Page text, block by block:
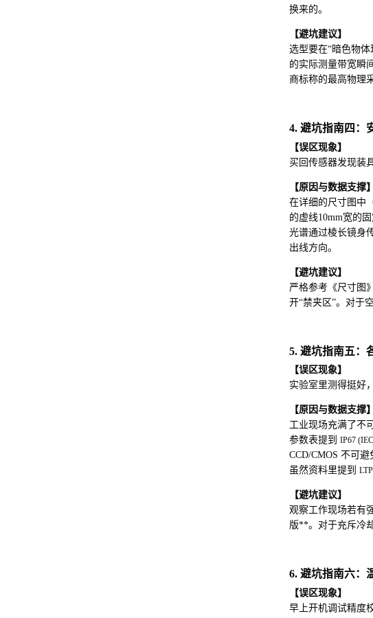
换来的。
【避坑建议】
选型要在“暗色物
的实际测量带宽瞬
商标称的最高物理
4. 避坑指南四：
【误区现象】
买回传感器发现装
【原因与数据支撑】
在详细的尺寸图中
的虚线10mm宽的固
光谱通过棱长镜身
出线方向。
【避坑建议】
严格参考《尺寸图
开“禁夹区”。对于
5. 避坑指南五：
【误区现象】
实验室里测得挺好
【原因与数据支撑】
工业现场充满了不
参数表提到 IP67
CCD/CMOS 不可避
虽然资料里提到
【避坑建议】
观察工作现场若有
版**。对于充斥冷
6. 避坑指南六
【误区现象】
早上开机调试精度